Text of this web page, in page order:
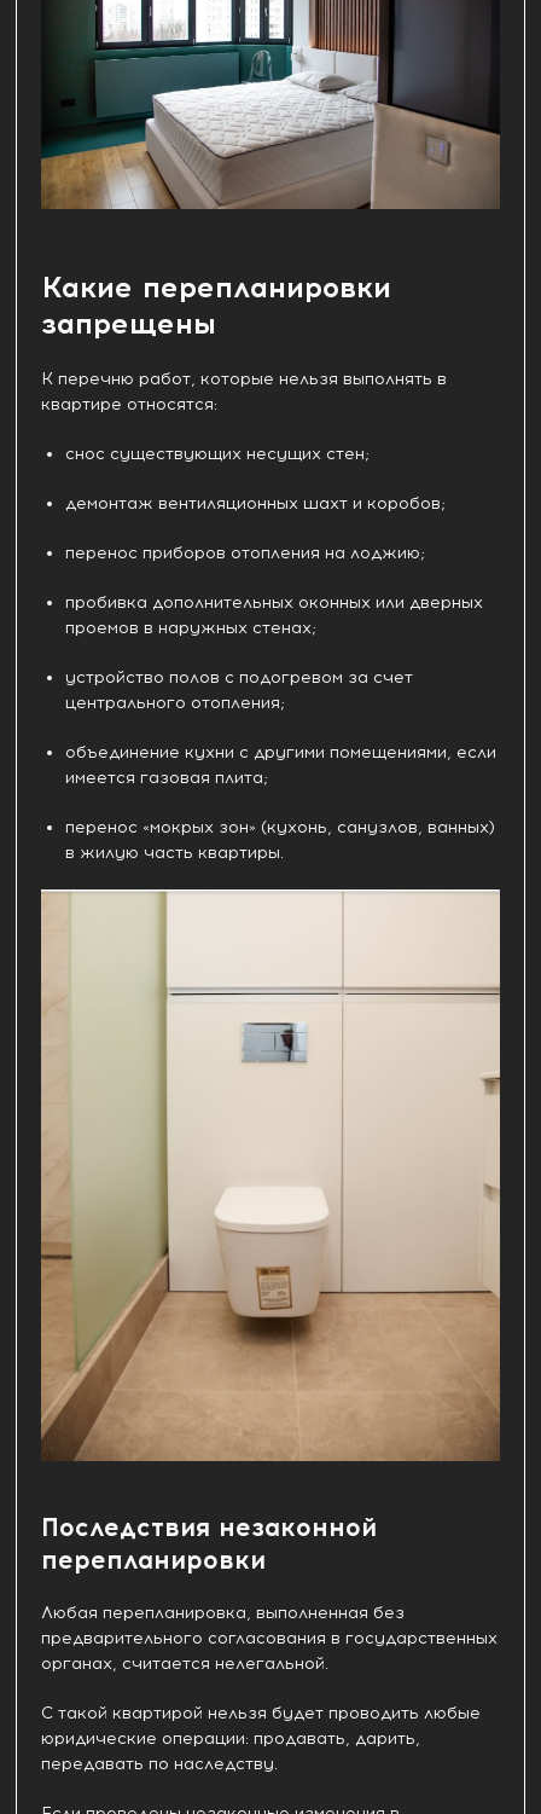
Какие перепланировки
запрещены
К перечню работ, которые нельзя выполнять в
квартире относятся:
снос существующих несущих стен;
демонтаж вентиляционных шахт и коробов;
перенос приборов отопления на лоджию;
пробивка дополнительных оконных или дверных
проемов в наружных стенах;
устройство полов с подогревом за счет
центрального отопления;
объединение кухни с другими помещениями, если
имеется газовая плита;
перенос «мокрых зон» (кухонь, санузлов, ванных)
в жилую часть квартиры.
Последствия незаконной
перепланировки
Любая перепланировка, выполненная без
предварительного согласования в государственных
органах, считается нелегальной.
С такой квартирой нельзя будет проводить любые
юридические операции: продавать, дарить,
передавать по наследству.